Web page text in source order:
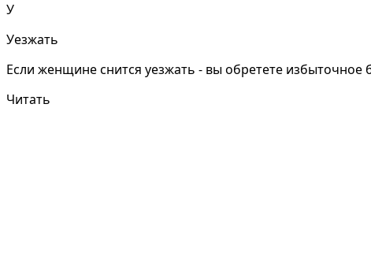
У
Уезжать
Если женщине снится уезжать - вы обретете избыточное
Читать